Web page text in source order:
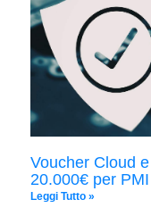
Voucher Cloud
20.000€ per
Leggi Tutto »